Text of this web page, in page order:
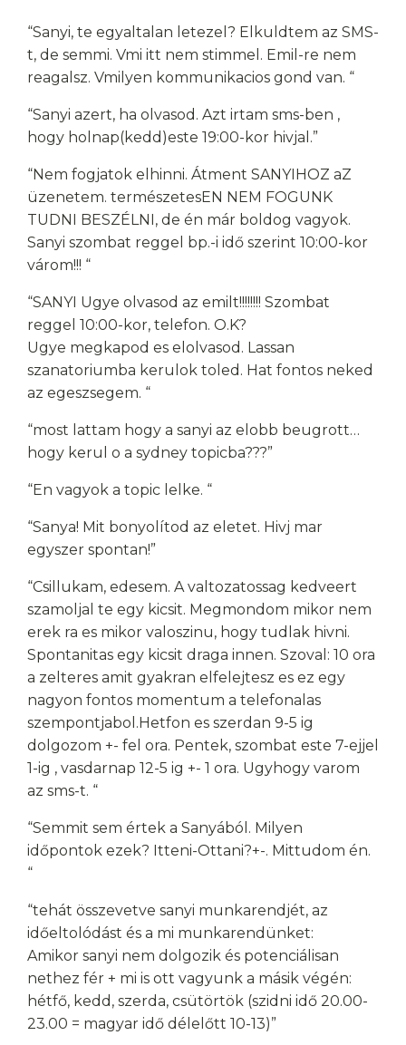
“Sanyi, te egyaltalan letezel? Elkuldtem az SMS-
t, de semmi. Vmi itt nem stimmel. Emil-re nem
reagalsz. Vmilyen kommunikacios gond van. “
“Sanyi azert, ha olvasod. Azt irtam sms-ben ,
hogy holnap(kedd)este 19:00-kor hivjal.”
“Nem fogjatok elhinni. Átment SANYIHOZ aZ
üzenetem. természetesEN NEM FOGUNK
TUDNI BESZÉLNI, de én már boldog vagyok.
Sanyi szombat reggel bp.-i idő szerint 10:00-kor
várom!!! “
“SANYI Ugye olvasod az emilt!!!!!!!! Szombat
reggel 10:00-kor, telefon. O.K?
Ugye megkapod es elolvasod. Lassan
szanatoriumba kerulok toled. Hat fontos neked
az egeszsegem. “
“most lattam hogy a sanyi az elobb beugrott…
hogy kerul o a sydney topicba???”
“En vagyok a topic lelke. “
“Sanya! Mit bonyolítod az eletet. Hivj mar
egyszer spontan!”
“Csillukam, edesem. A valtozatossag kedveert
szamoljal te egy kicsit. Megmondom mikor nem
erek ra es mikor valoszinu, hogy tudlak hivni.
Spontanitas egy kicsit draga innen. Szoval: 10 ora
a zelteres amit gyakran elfelejtesz es ez egy
nagyon fontos momentum a telefonalas
szempontjabol.Hetfon es szerdan 9-5 ig
dolgozom +- fel ora. Pentek, szombat este 7-ejjel
1-ig , vasdarnap 12-5 ig +- 1 ora. Ugyhogy varom
az sms-t. “
“Semmit sem értek a Sanyából. Milyen
időpontok ezek? Itteni-Ottani?+-. Mittudom én.
“
“tehát összevetve sanyi munkarendjét, az
időeltolódást és a mi munkarendünket:
Amikor sanyi nem dolgozik és potenciálisan
nethez fér + mi is ott vagyunk a másik végén:
hétfő, kedd, szerda, csütörtök (szidni idő 20.00-
23.00 = magyar idő délelőtt 10-13)”